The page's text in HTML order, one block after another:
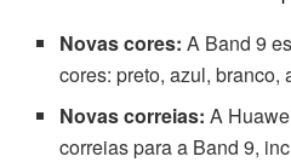
Novas cores: A Band 9
cores: preto, azul, branco,
Novas correias: A
correias para a Band 9,